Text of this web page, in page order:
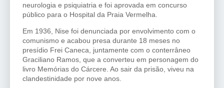
neurologia e psiquiatria e foi aprovada em concurso
público para o Hospital da Praia Vermelha.
Em 1936, Nise foi denunciada por envolvimento com o
comunismo e acabou presa durante 18 meses no
presídio Frei Caneca, juntamente com o conterrâneo
Graciliano Ramos, que a converteu em personagem do
livro Memórias do Cárcere. Ao sair da prisão, viveu na
clandestinidade por nove anos.